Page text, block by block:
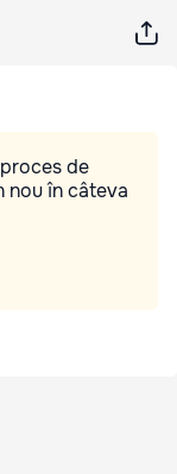
de
nou în câteva